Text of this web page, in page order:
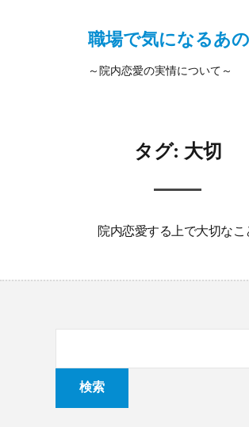
職場で気になるあ
～院内恋愛の実情について～
タグ: 大切
院内恋愛する上で大切なこ